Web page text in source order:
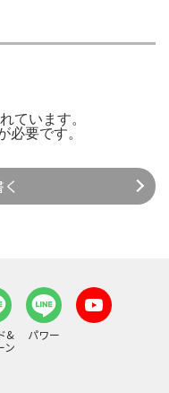
ています。
必要です。
&
ン
パワー